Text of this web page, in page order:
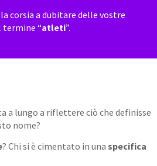
corsia a dubitare delle vostre
termine “atleti”.
a lungo a riflettere ciò che definisse
nome?
? Chi si è cimentato in unaspecifica